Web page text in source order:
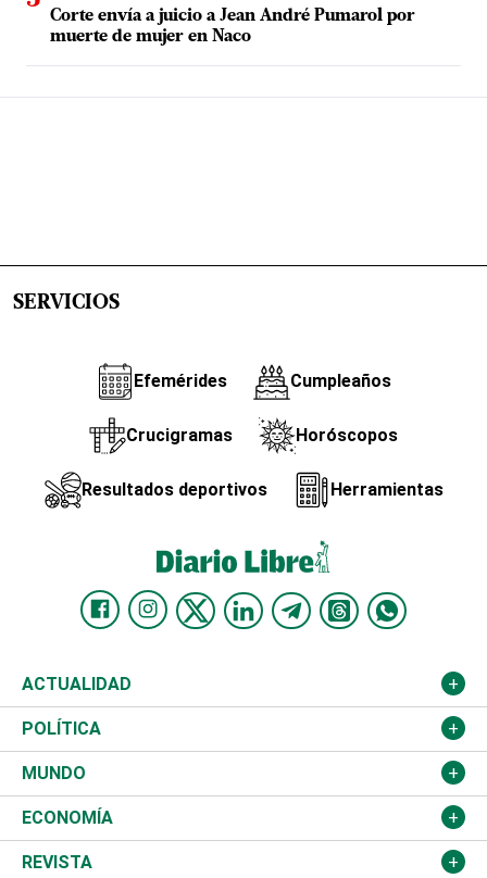
Corte envía a juicio a Jean André Pumarol por
muerte de mujer en Naco
SERVICIOS
Efemérides Cumpleaños
Crucigramas Horóscopos
Resultados deportivos Herramientas
ACTUALIDAD
Nacional
Ciudad
Educación
Salud
POLÍTICA
Partidos
JCE
TSE
MUNDO
Estados Unidos
América Latina
ECONOMÍA
Finanzas
REVISTA